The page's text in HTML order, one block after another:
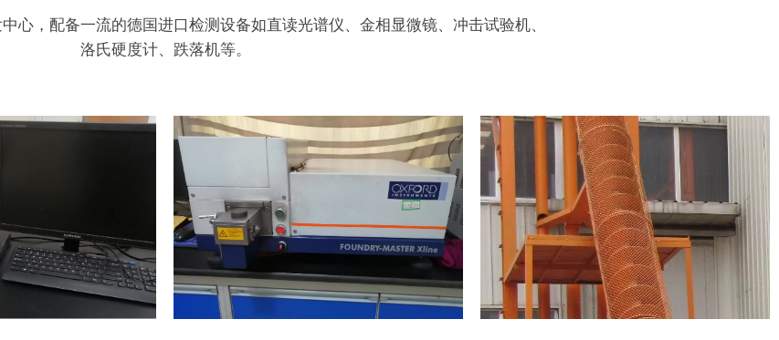
心，配备一流的德国进口检测设备如直读光谱仪、金相显微镜、冲击试验机、
洛氏硬度计、跌落机等。